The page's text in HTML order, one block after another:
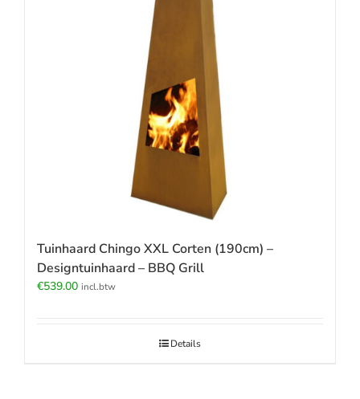
Tuinhaard Chingo XXL Corten (190cm) –
Designtuinhaard – BBQ Grill
€539.00 incl.btw
Details